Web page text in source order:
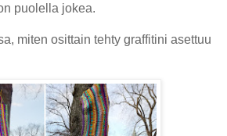
puolella jokea.
miten osittain tehty graffitini asettuu